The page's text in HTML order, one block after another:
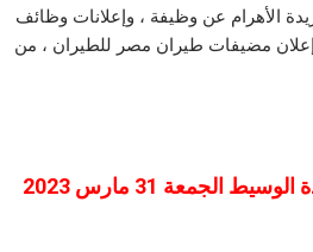
الأهرام عن وظيفة ، وإعلانات وظائف
مضيفات طيران مصر للطيران ، من
الجمعة 31 مارس 2023